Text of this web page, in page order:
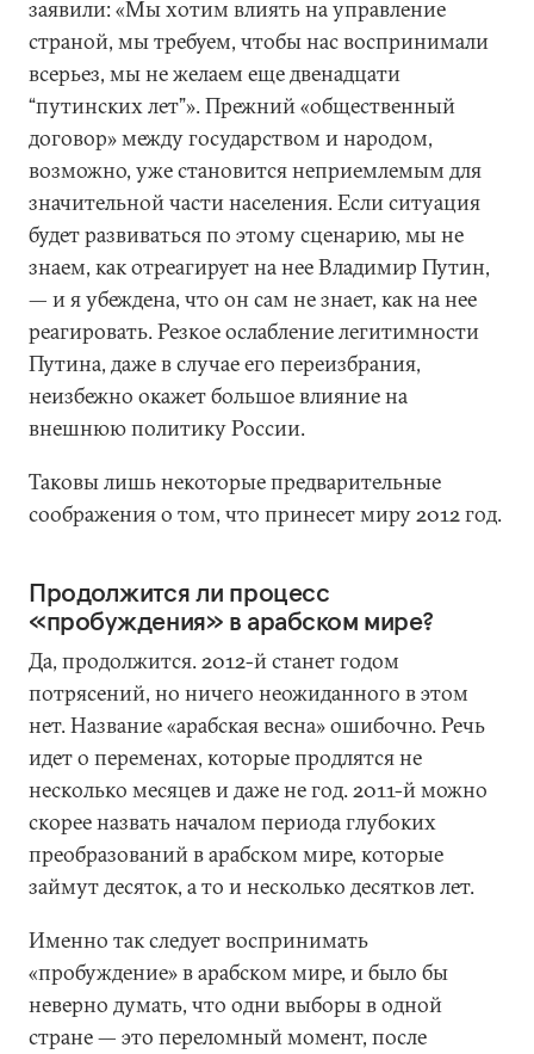
заявили: «Мы хотим влиять на управление
страной, мы требуем, чтобы нас воспринимали
всерьез, мы не желаем еще двенадцати
“путинских лет”». Прежний «общественный
договор» между государством и народом,
возможно, уже становится неприемлемым для
значительной части населения. Если ситуация
будет развиваться по этому сценарию, мы не
знаем, как отреагирует на нее Владимир Путин,
— и я убеждена, что он сам не знает, как на нее
реагировать. Резкое ослабление легитимности
Путина, даже в случае его переизбрания,
неизбежно окажет большое влияние на
внешнюю политику России.
Таковы лишь некоторые предварительные
соображения о том, что принесет миру 2012 год.
Продолжится ли процесс
«пробуждения» в арабском мире?
Да, продолжится. 2012-й станет годом
потрясений, но ничего неожиданного в этом
нет. Название «арабская весна» ошибочно. Речь
идет о переменах, которые продлятся не
несколько месяцев и даже не год. 2011-й можно
скорее назвать началом периода глубоких
преобразований в арабском мире, которые
займут десяток, а то и несколько десятков лет.
Именно так следует воспринимать
«пробуждение» в арабском мире, и было бы
неверно думать, что одни выборы в одной
стране — это переломный момент, после